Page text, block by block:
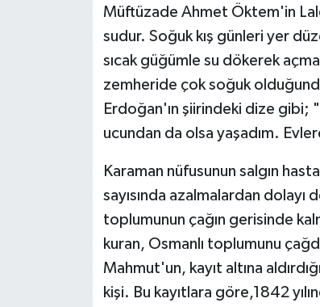
Müftüzade Ahmet Öktem'in
sudur. Soğuk kış günleri yer
sıcak güğümle su dökerek
zemheride çok soğuk olduğunda
Erdoğan'ın şiirindeki dize gibi;
ucundan da olsa yaşadım.
Karaman nüfusunun salgın
sayısında azalmalardan dolayı
toplumunun çağın gerisinde
kuran, Osmanlı toplumunu
Mahmut'un, kayıt altına
kişi. Bu kayıtlara göre,1842